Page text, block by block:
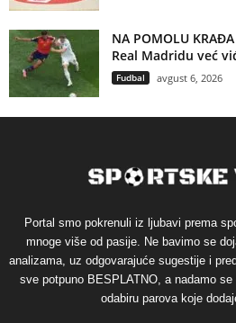
NA POMOLU
Real Madridu već
Fudbal avgust 6, 2026
Portal smo pokrenuli iz ljubavi prema
mnoge više od pasije. Ne bavimo se
analizama, uz odgovarajuće sugestije i
sve potpuno BESPLATNO, a nadamo
odabiru parova koje